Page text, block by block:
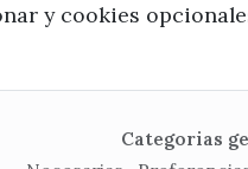
y cookies
Categorias